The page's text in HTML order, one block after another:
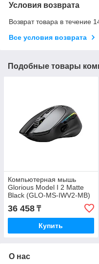
Условия возврата
Возврат товара в течение
Все условия возврата
Подобные товары
Компьютерная мышь
Glorious Model I 2 Matte
Black (GLO-MS-IWV2-MB)
36 458 ₸
Купить
О нас